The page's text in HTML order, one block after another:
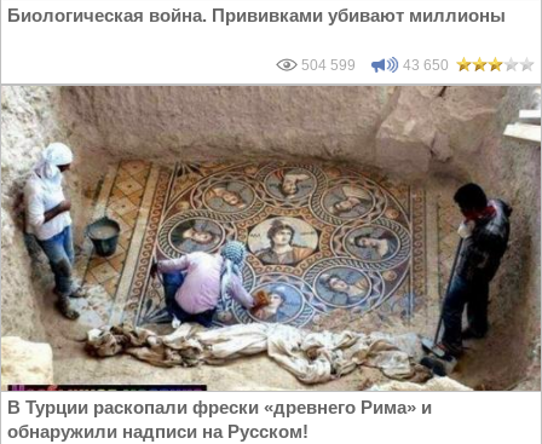
Биологическая война. Прививками убивают миллионы
504 599 43 650
В Турции раскопали фрески «древнего Рима» и
обнаружили надписи на Русском!